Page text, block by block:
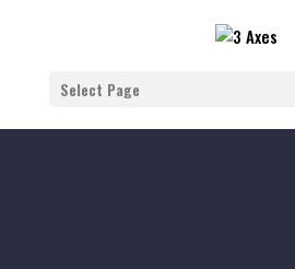
Select Page